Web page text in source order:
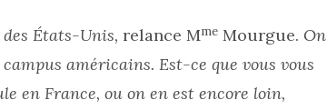
États-Unis, relance Mme Mourgue. On
américains. Est-ce que vous vous
en France, ou on en est encore loin,